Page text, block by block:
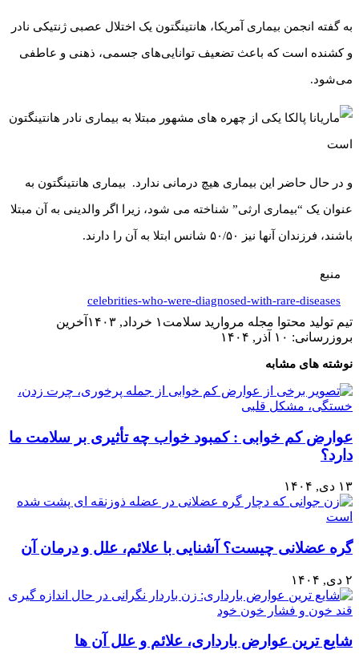
به گفته انجمن بیماری آمریکا، هانتینگتون یک اختلال عصبی ژنتیکی نادر
و کشنده است که باعث تضعیف توانایی‌های جسمی، ذهنی و عاطفی
می‌شود.
و در حال حاضر این بیماری هیچ درمانی ندارد. بیماری هانتینگتون به
عنوان یک “بیماری ارثی” شناخته می شود، زیرا اگر والدینی به آن مبتلا
باشند، فرزندان آنها نیز ۵۰/۵۰ شانس ابتلا به آن را دارند.
منبع
celebrities-who-were-diagnosed-with-rare-diseases
تیم تولید محتوا مجله مروارید سلامت ۱ خرداد, ۱۴۰۳
آخرین
بروزرسانی: ۱۰ آذر, ۱۴۰۴
نوشته های مشابه
عوارض کم خوابی : کمبود خواب چه تأثیری بر سلامت ما
دارد؟
۱۳ دی, ۱۴۰۴
گره‌ عضلانی چیست؟ آشنایی با علائم، علل و درمان آن
۲ دی, ۱۴۰۴
شایع ترین عوارض بارداری، علائم و علل آن ها